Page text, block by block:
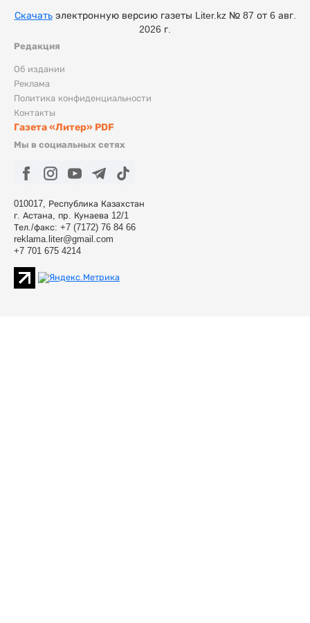
Редакция
Об издании
Реклама
Политика конфиденциальности
Контакты
Газета «Литер» PDF
Мы в социальных сетях
010017, Республика Казахстан
г. Астана, пр. Кунаева 12/1
Тел./факс: +7 (7172) 76 84 66
reklama.liter@gmail.com
+7 701 675 4214
Скачатьэлектронную версию газеты Liter.kz № 87 от 6 авг.
2026 г.